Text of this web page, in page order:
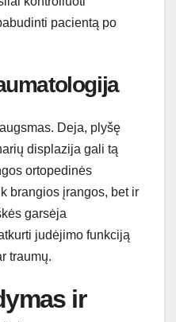
pacientą po
Deja, plyšę
displazija gali tą
ortopedinės
brangios įrangos, bet ir
garsėja
judėjimo funkciją
traumų.
ir